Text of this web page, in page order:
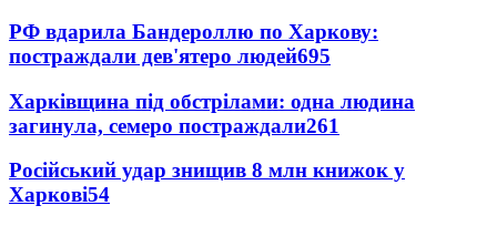
РФ вдарила Бандероллю по Харкову:
постраждали дев'ятеро людей695
Харківщина під обстрілами: одна людина
загинула, семеро постраждали261
Російський удар знищив 8 млн книжок у
Харкові54